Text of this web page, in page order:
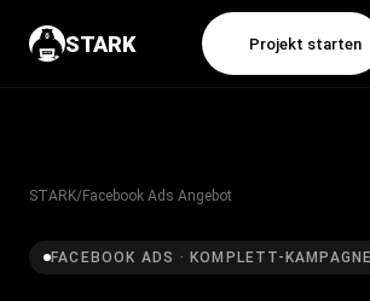
STARK Projekt starten
STARK/Facebook Ads Angebot
FACEBOOK ADS · KOMPLETT-KAMPAGNE